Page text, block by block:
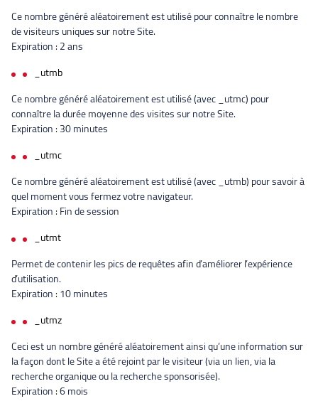
Ce nombre généré aléatoirement est utilisé pour connaître le nombre
de visiteurs uniques sur notre Site.
Expiration : 2 ans
_utmb
Ce nombre généré aléatoirement est utilisé (avec _utmc) pour
connaître la durée moyenne des visites sur notre Site.
Expiration : 30 minutes
_utmc
Ce nombre généré aléatoirement est utilisé (avec _utmb) pour savoir à
quel moment vous fermez votre navigateur.
Expiration : Fin de session
_utmt
Permet de contenir les pics de requêtes afin d’améliorer l’expérience
d’utilisation.
Expiration : 10 minutes
_utmz
Ceci est un nombre généré aléatoirement ainsi qu’une information sur
la façon dont le Site a été rejoint par le visiteur (via un lien, via la
recherche organique ou la recherche sponsorisée).
Expiration : 6 mois